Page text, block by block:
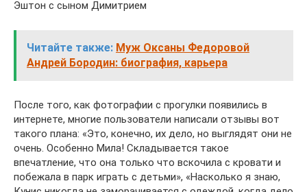
Эштон с сыном Димитрием
Читайте также: Муж Оксаны Федоровой
Андрей Бородин: биография, карьера
После того, как фотографии с прогулки появились в
интернете, многие пользователи написали отзывы вот
такого плана: «Это, конечно, их дело, но выглядят они не
очень. Особенно Мила! Складывается такое
впечатление, что она только что вскочила с кровати и
побежала в парк играть с детьми», «Насколько я знаю,